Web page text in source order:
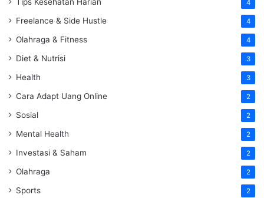
4
Freelance & Side Hustle 4
Olahraga & Fitness 4
Diet & Nutrisi 3
Health 3
Cara Adapt Uang Online 2
Sosial 2
Mental Health 2
Investasi & Saham 2
Olahraga 2
Sports 2